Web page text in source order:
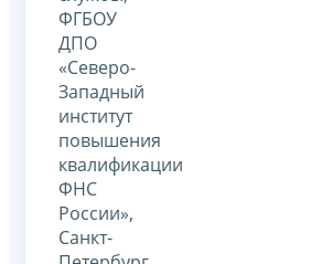
ФГБОУ
ДПО
«Северо-
Западный
институт
повышения
квалификации
ФНС
России»,
Санкт-